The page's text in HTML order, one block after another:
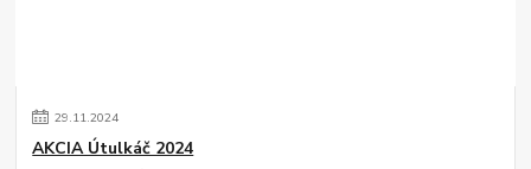
29.11.2024
AKCIA Útulkáč 2024